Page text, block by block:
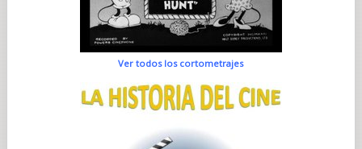
Ver todos los cortometrajes